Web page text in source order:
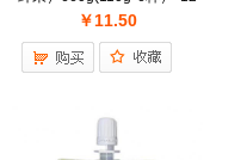
组/件
￥11.50